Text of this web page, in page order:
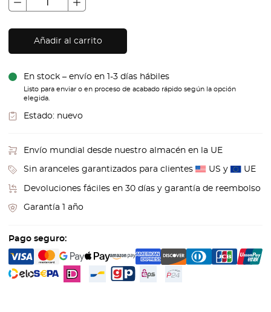
Añadir al carrito
En stock – envío en 1-3 días hábiles
Listo para enviar o en proceso de acabado rápido según la opción
elegida.
Estado: nuevo
Envío mundial desde nuestro almacén en la UE
Sin aranceles garantizados para clientes US y UE
Devoluciones fáciles en 30 días y garantía de reembolso
Garantía 1 año
Pago seguro: